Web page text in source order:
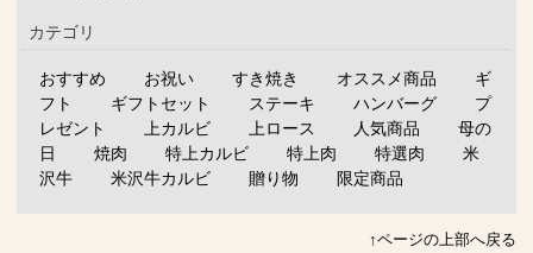
カテゴリ
おすすめ お祝い すき焼き オススメ商品
ギ
フト
ギフトセット ステーキ ハンバーグ
プ
レゼント
上カルビ 上ロース 人気商品
母の
日
焼肉 特上カルビ 特上肉 特選肉
米
沢牛
米沢牛カルビ 贈り物 限定商品
↑ページの上部へ戻る